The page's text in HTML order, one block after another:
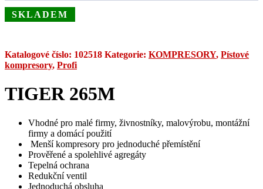
SKLADEM
Katalogové číslo: 102518 Kategorie: KOMPRESORY, Pístové
kompresory, Profi
TIGER 265M
Vhodné pro malé firmy, živnostníky, malovýrobu, montážní
firmy a domácí použití
Menší kompresory pro jednoduché přemístění
Prověřené a spolehlivé agregáty
Tepelná ochrana
Redukční ventil
Jednoduchá obsluha